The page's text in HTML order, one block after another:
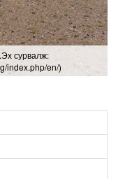
сурвалж:
index.php/en/)